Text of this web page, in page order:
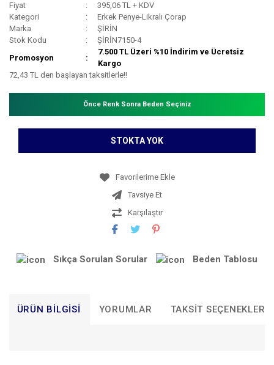
Fiyat
395,06 TL + KDV
Kategori
Erkek Penye-Likralı Çorap
Marka
ŞİRİN
Stok Kodu
ŞİRİN7150-4
Promosyon
7.500 TL Üzeri %10 İndirim ve Ücretsiz
Kargo
72,43 TL den başlayan taksitlerle!!
Önce Renk Sonra Beden Seçiniz
STOKTA YOK
Tavsiye Et
Karşılaştır
Sıkça Sorulan Sorular Beden Tablosu
ÜRÜN BILGISI YORUMLAR TAKSIT SEÇENEKLERI